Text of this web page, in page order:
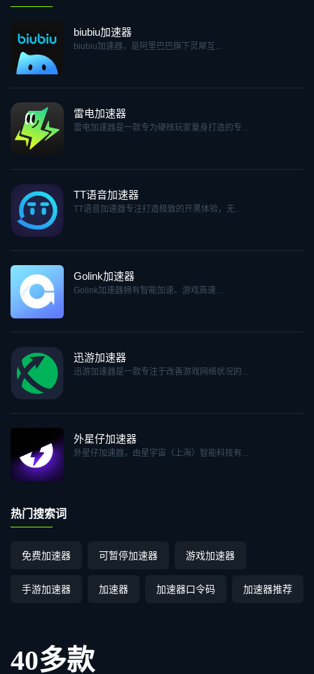
biubiu加速器
biubiu加速器，是阿里巴巴旗下灵犀互...
雷电加速器
雷电加速器是一款专为硬核玩家量身打造的专...
TT语音加速器
TT语音加速器专注打造极致的开黑体验，无...
Golink加速器
Golink加速器拥有智能加速、游戏高速...
迅游加速器
迅游加速器是一款专注于改善游戏网络状况的...
外星仔加速器
外星仔加速器，由星宇宙（上海）智能科技有...
热门搜索词
免费加速器 可暂停加速器 游戏加速器
手游加速器 加速器 加速器口令码 加速器推荐
40多款